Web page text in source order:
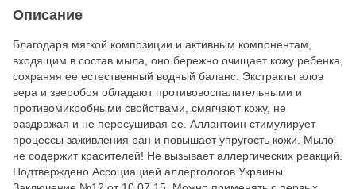
Описание
Благодаря мягкой композиции и активным компонентам,
входящим в состав мыла, оно бережно очищает кожу ребенка,
сохраняя ее естественный водный баланс. Экстракты алоэ
вера и зверобоя обладают противовоспалительными и
противомикробными свойствами, смягчают кожу, не
раздражая и не пересушивая ее. Аллантоин стимулирует
процессы заживления ран и повышает упругость кожи. Мыло
не содержит красителей! Не вызывает аллергических реакций.
Подтверждено Ассоциацией аллергологов Украины.